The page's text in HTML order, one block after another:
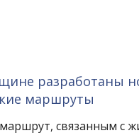
разработаны
маршруты
связанным с